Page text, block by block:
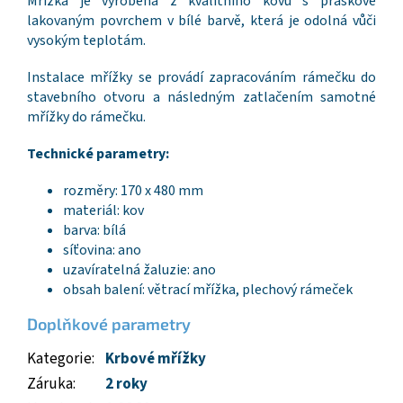
lakovaným povrchem v bílé barvě, která je odolná vůči
vysokým teplotám.
Instalace mřížky se provádí zapracováním rámečku do
stavebního otvoru a následným zatlačením samotné
mřížky do rámečku.
Technické parametry:
rozměry: 170 x 480 mm
materiál: kov
barva: bílá
síťovina: ano
uzavíratelná žaluzie: ano
obsah balení: větrací mřížka, plechový rámeček
Doplňkové parametry
Kategorie: Krbové mřížky
Záruka:
2 roky